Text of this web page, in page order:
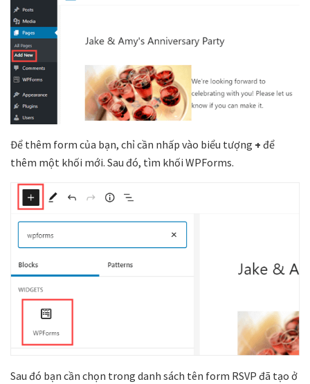
Để thêm form của bạn, chỉ cần nhấp vào biểu tượng + để
thêm một khối mới. Sau đó, tìm khối WPForms.
Sau đó bạn cần chọn trong danh sách tên form RSVP đã tạo ở